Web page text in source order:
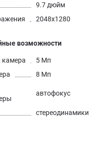
9.7 дюйм
2048x1280
возможности
камера
5 Мп
8 Мп
автофокус
стереодинамики